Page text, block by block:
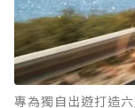
專為獨自出遊打造